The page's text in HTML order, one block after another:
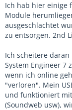
Ich hab hier einige
Module
ausgeschlachtet
zu entsorgen. 2nd
Ich scheitere
System Engineer 7
wenn ich online
"verloren". Mein
und funktioniert
(Soundweb usw),